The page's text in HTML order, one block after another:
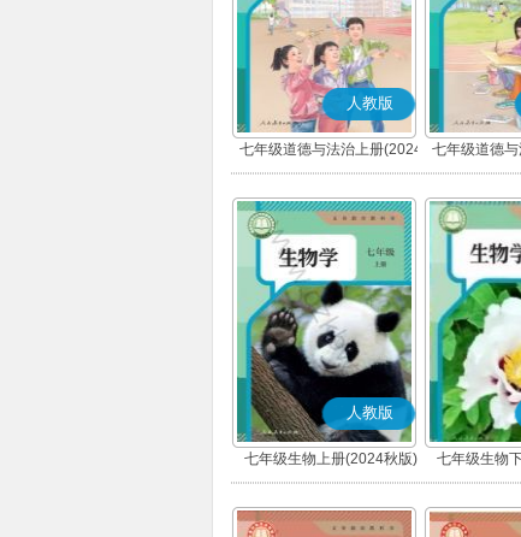
人教版
七年级道德与法治上册(2024
秋版)(部编版)
七年级道德
春版
人教版
七年级生物上册(2024秋版) 七年级生物